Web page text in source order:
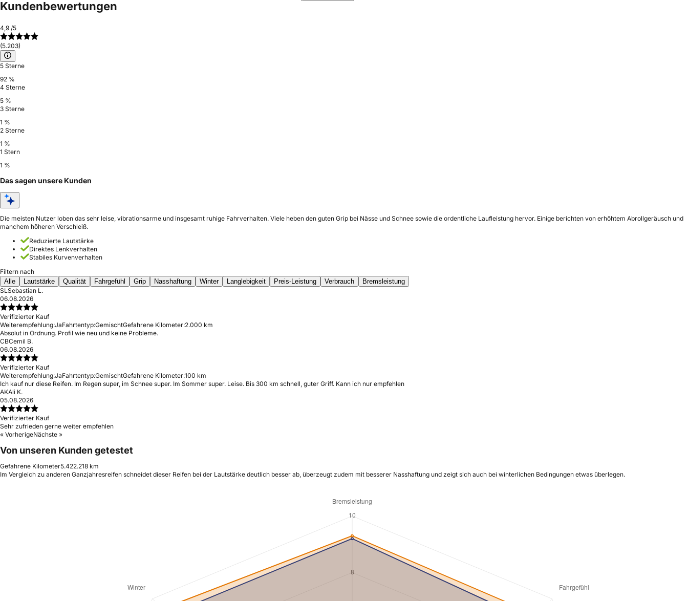
Kundenbewertungen
4,9 /5
(5.203)
5 Sterne
92 %
4 Sterne
5 %
3 Sterne
1 %
2 Sterne
1 %
1 Stern
1 %
Das sagen unsere Kunden
Die meisten Nutzer loben das sehr leise, vibrationsarme und insgesamt ruhige Fahrverhalten. Viele heben den guten Grip bei Nässe und Schnee sowie die ordentliche Laufleistung hervor. Einige berichten von erhöhtem Abrollgeräusch und
manchem höheren Verschleiß.
Reduzierte Lautstärke
Direktes Lenkverhalten
Stabiles Kurvenverhalten
Filtern nach
Alle
Lautstärke Qualität Fahrgefühl Grip Nasshaftung Winter Langlebigkeit Preis-Leistung Verbrauch
Bremsleistung
SLSebastian L.
06.08.2026
Verifizierter Kauf
Weiterempfehlung:JaFahrtentyp:GemischtGefahrene Kilometer:2.000 km
Absolut in Ordnung. Profil wie neu und keine Probleme.
CBCemil B.
06.08.2026
Verifizierter Kauf
Weiterempfehlung:JaFahrtentyp:GemischtGefahrene Kilometer:100 km
Ich kauf nur diese Reifen. Im Regen super, im Schnee super. Im Sommer super. Leise. Bis 300 km schnell, guter Griff. Kann ich nur empfehlen
AKAli K.
05.08.2026
Verifizierter Kauf
Sehr zufrieden gerne weiter empfehlen
« VorherigeNächste »
Von unseren Kunden getestet
Gefahrene Kilometer5.422.218 km
Im Vergleich zu anderen Ganzjahresreifen schneidet dieser Reifen bei der Lautstärke deutlich besser ab, überzeugt zudem mit besserer Nasshaftung und zeigt sich auch bei winterlichen Bedingungen etwas überlegen.